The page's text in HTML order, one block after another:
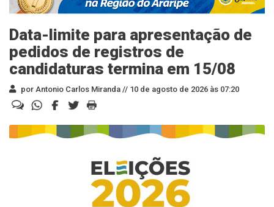
Data-limite para apresentação de
pedidos de registros de
candidaturas termina em 15/08
por Antonio Carlos Miranda // 10 de agosto de 2026 às 07:20